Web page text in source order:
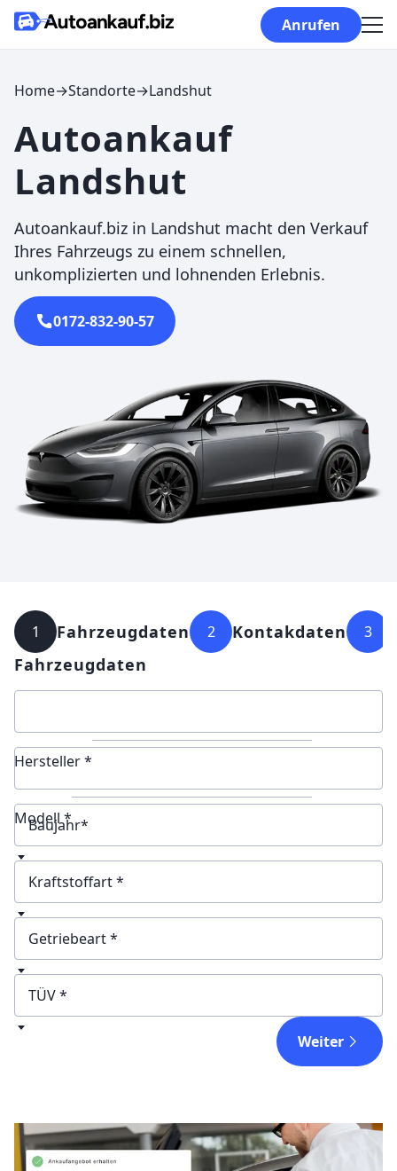
Skip to content
Anrufen
Home→Standorte→Landshut
Autoankauf
Landshut
Autoankauf.biz in Landshut macht den Verkauf
Ihres Fahrzeugs zu einem schnellen,
unkomplizierten und lohnenden Erlebnis.
0172-832-90-57
1 Fahrzeugdaten 2 Kontakdaten 3
Fahrzeugdaten
Hersteller *
Modell *
Baujahr
Kraftstoffart
Getriebeart
Weiter